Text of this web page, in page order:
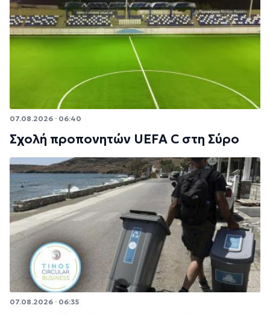
07.08.2026 · 06:40
Σχολή προπονητών UEFA C στη Σύρο
07.08.2026 · 06:35